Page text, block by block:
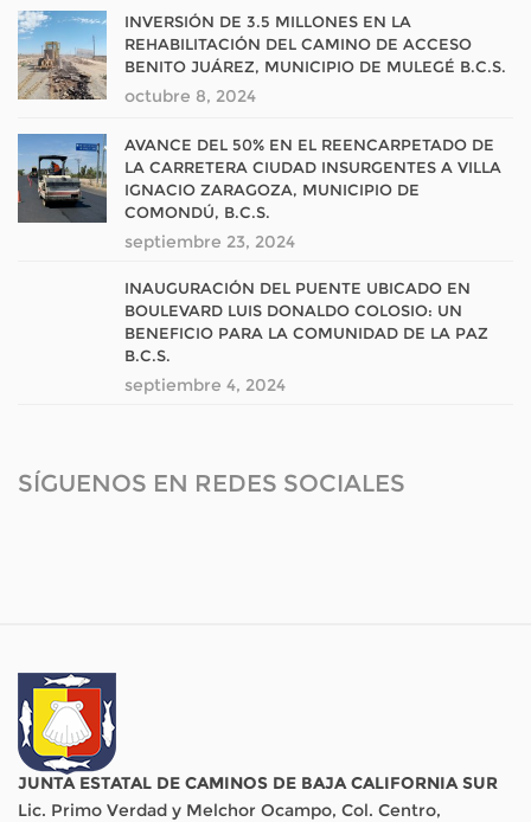
INVERSIÓN DE 3.5 MILLONES EN LA
REHABILITACIÓN DEL CAMINO DE ACCESO
BENITO JUÁREZ, MUNICIPIO DE MULEGÉ B.C.S.
octubre 8, 2024
AVANCE DEL 50% EN EL REENCARPETADO DE
LA CARRETERA CIUDAD INSURGENTES A VILLA
IGNACIO ZARAGOZA, MUNICIPIO DE
COMONDÚ, B.C.S.
septiembre 23, 2024
INAUGURACIÓN DEL PUENTE UBICADO EN
BOULEVARD LUIS DONALDO COLOSIO: UN
BENEFICIO PARA LA COMUNIDAD DE LA PAZ
B.C.S.
septiembre 4, 2024
SÍGUENOS EN REDES SOCIALES
JUNTA ESTATAL DE CAMINOS DE BAJA CALIFORNIA SUR
Lic. Primo Verdad y Melchor Ocampo, Col. Centro,